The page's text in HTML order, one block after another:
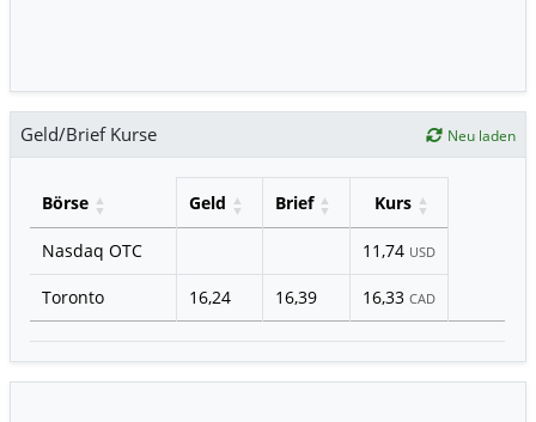
Geld/Brief Kurse Neu laden
Börse Geld Brief Kurs
Nasdaq OTC 11,74 USD
Toronto 16,24 16,39 16,33 CAD